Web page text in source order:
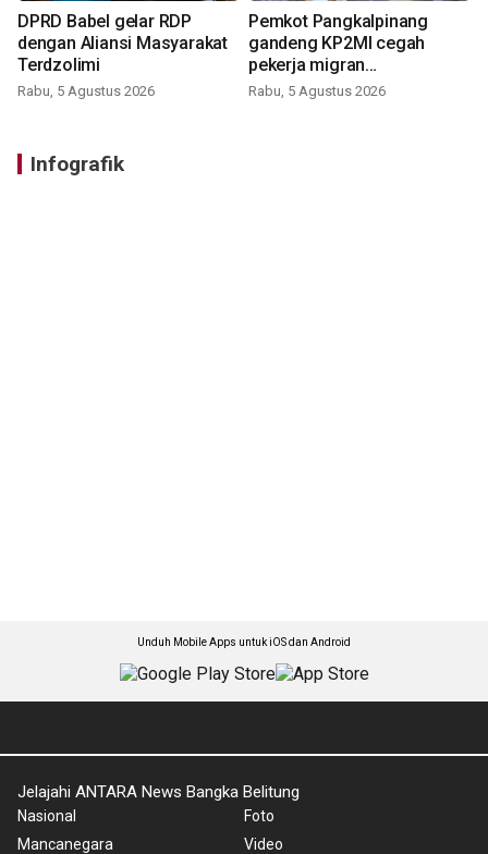
DPRD Babel gelar RDP
dengan Aliansi Masyarakat
Terdzolimi
Rabu, 5 Agustus 2026
Pemkot Pangkalpinang
gandeng KP2MI cegah
pekerja migran
nonprosedural
Rabu, 5 Agustus 2026
Infografik
Unduh Mobile Apps untuk iOS dan Android
Jelajahi ANTARA News Bangka Belitung
Nasional
Mancanegara
Foto
Video